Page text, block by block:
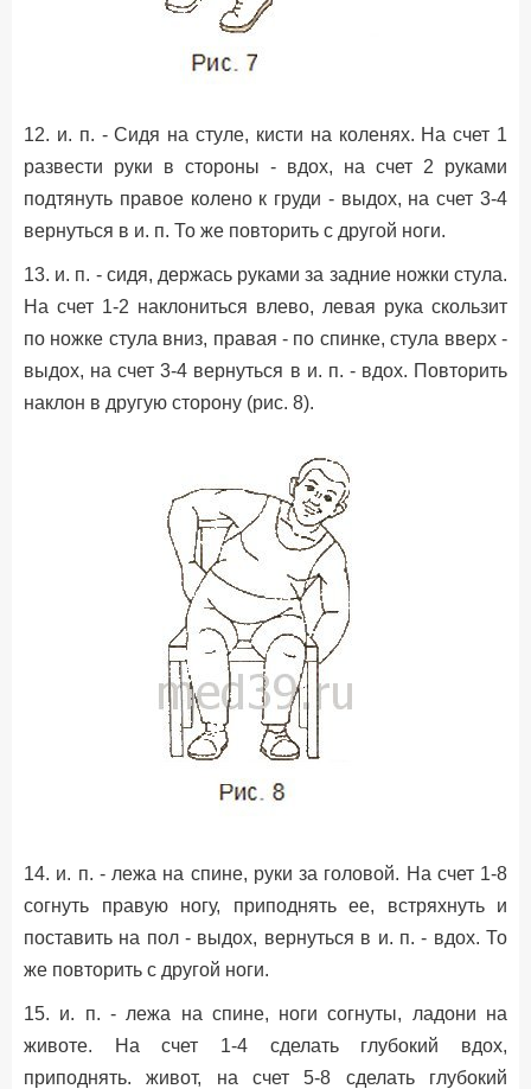
12. и. п. - Сидя на стуле, кисти на коленях. На счет 1
развести руки в стороны - вдох, на счет 2 руками
подтянуть правое колено к груди - выдох, на счет 3-4
вернуться в и. п. То же повторить с другой ноги.
13. и. п. - сидя, держась руками за задние ножки стула.
На счет 1-2 наклониться влево, левая рука скользит
по ножке стула вниз, правая - по спинке, стула вверх -
выдох, на счет 3-4 вернуться в и. п. - вдох. Повторить
наклон в другую сторону (рис. 8).
14. и. п. - лежа на спине, руки за головой. На счет 1-8
согнуть правую ногу, приподнять ее, встряхнуть и
поставить на пол - выдох, вернуться в и. п. - вдох. То
же повторить с другой ноги.
15. и. п. - лежа на спине, ноги согнуты, ладони на
животе. На счет 1-4 сделать глубокий вдох,
приподнять. живот, на счет 5-8 сделать глубокий